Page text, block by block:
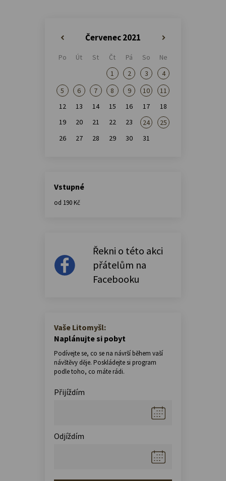
Červenec 2021
»
Po Út St Čt Pá So
Ne
1
2 3
4
5
6 7 8 9 10
11
12
13 14 15 16 17
18
19
20 21 22 23 24
25
26
27 28 29 30 31
Vstupné
od 190 Kč
Řekni o této akci
přátelům na
Facebooku
Vaše Litomyšl:
Naplánujte si pobyt
Podívejte se, co se na návrší během vaší
návštěvy děje. Poskládejte si program
podle toho, co máte rádi.
Přijíždím
Odjíždím